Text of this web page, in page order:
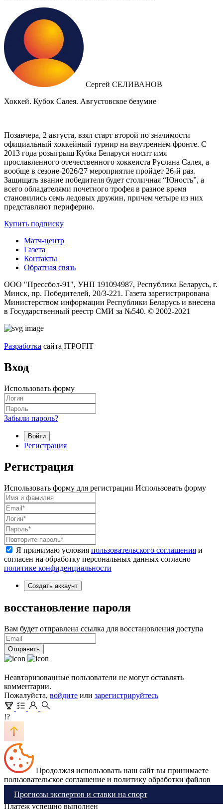
Сергей СЕЛИВАНОВ
Хоккей. Кубок Салея. Августовское безумие
Позавчера, 2 августа, взял старт второй по значимости
официальный хоккейный турнир на внутреннем фронте. C
2013 года розыгрыш Кубка Беларуси носит имя
прославленного отечественного хоккеиста Руслана Салея, а
вообще в сезоне-2026/27 мероприятие пройдет 26-й раз.
Защищать звание победителя будет столичная “Юность”, а
всего обладателями почетного трофея в разное время
становились семь ледовых дружин, причем четыре из них
представляют периферию.
Купить подписку
Матч-центр
Газета
Контакты
Обратная связь
ООО "Прессбол-91", УНП 191094987, Республика Беларусь, г.
Минск, пр. Победителей, 20/3-221. Газета зарегистрирована
Министерством информации Республики Беларусь и внесена
в Государственный реестр СМИ за №540. © 2002-2021
Разработка сайта ITPOFIT
Вход
Использовать форму
Забыли пароль?
Войти
Регистрация
Регистрация
Использовать форму для регистрации Использовать форму
Я принимаю условия пользовательского соглашения и
согласен на обработку персональных данных согласно
политике конфиденциальности
Создать аккаунт
восстановление пароля
Вам будет отправлена ссылка для восстановления доступа
Отправить
Неавторизованные пользователи не могут оставлять
комментарии.
Пожалуйста, войдите или зарегистрируйтесь
Прогнозы экспертов и ставки на спорт
!?
Продолжая использовать наш сайт вы принимаете
пользовательское соглашение и политику обработки файлов
Платеж успешно выполнен